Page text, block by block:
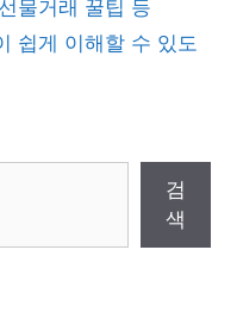
물거래 꿀팁 등
쉽게 이해할 수 있도
검
색